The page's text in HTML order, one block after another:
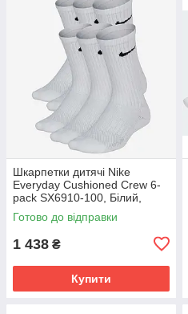
Шкарпетки дитячі Nike
Everyday Cushioned Crew 6-
pack SX6910-100, Білий,
Розмір (EU) - 34-38
Готово до відправки
1 438 ₴
Купити